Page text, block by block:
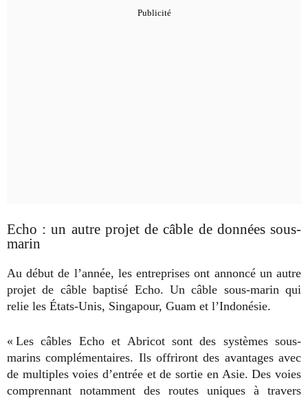
Echo : un autre projet de câble de données sous-
marin
Au début de l’année, les entreprises ont annoncé un autre
projet de câble baptisé Echo. Un câble sous-marin qui
relie les États-Unis, Singapour, Guam et l’Indonésie.
« Les câbles Echo et Abricot sont des systèmes sous-
marins complémentaires. Ils offriront des avantages avec
de multiples voies d’entrée et de sortie en Asie. Des voies
comprennant notamment des routes uniques à travers